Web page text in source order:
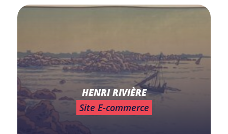
HENRI RIVIÈRE
Site E-commerce